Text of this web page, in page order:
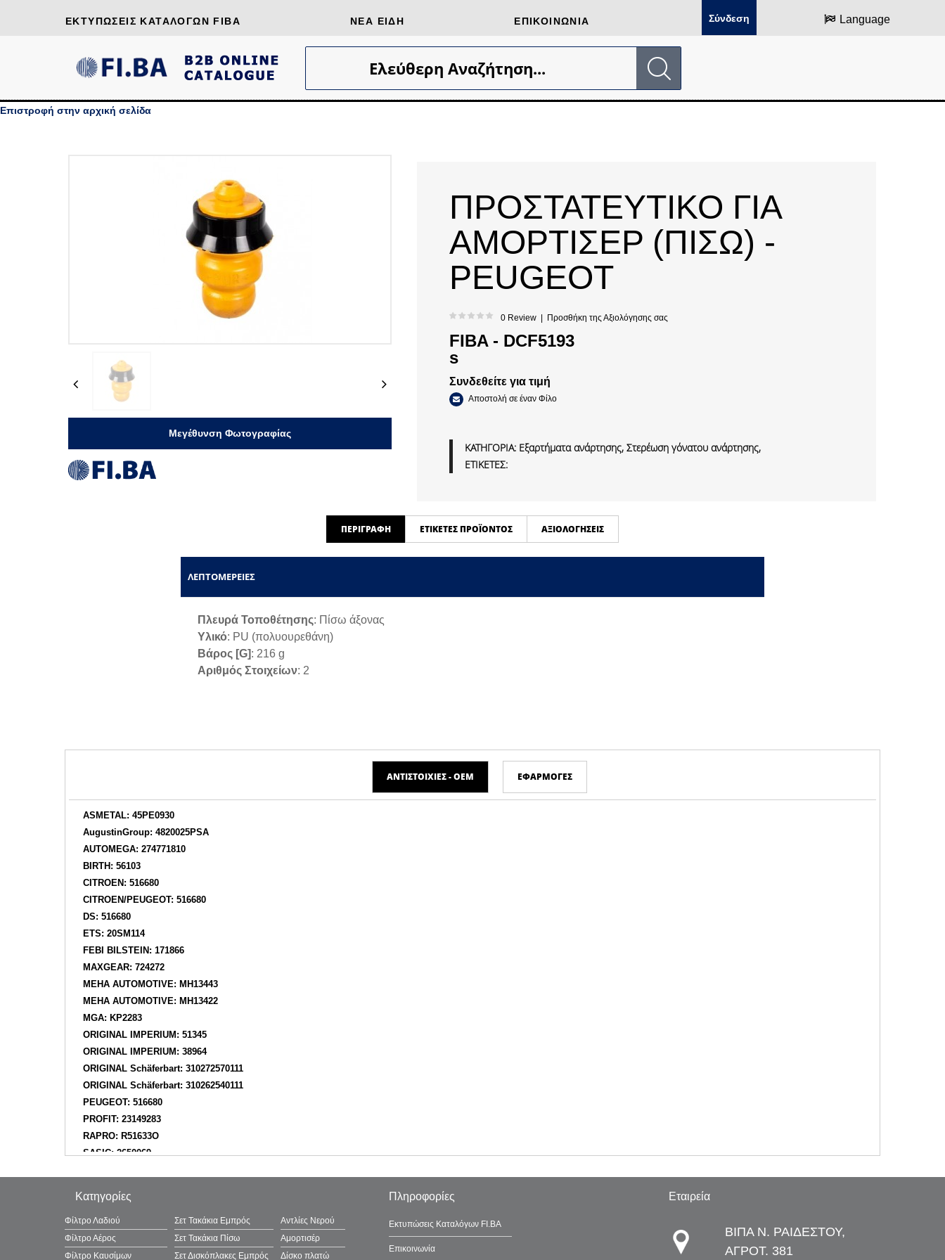
ΕΚΤΥΠΏΣΕΙΣ ΚΑΤΑΛΌΓΩΝ FIBA ΝΈΑ ΕΊΔΗ ΕΠΙΚΟΙΝΩΝΊΑ Σύνδεση Language
Ελεύθερη Αναζήτηση...
Επιστροφή στην αρχική σελίδα
Previous Next
Μεγέθυνση Φωτογραφίας
ΠΡΟΣΤΑΤΕΥΤΙΚΟ ΓΙΑ
ΑΜΟΡΤΙΣΕΡ (ΠΙΣΩ) -
PEUGEOT
0 Review Προσθήκη της Αξιολόγησης σας
FIBA - DCF5193
s
Συνδεθείτε για τιμή
Αποστολή σε έναν Φίλο
ΚΑΤΗΓΟΡΙΑ: Εξαρτήματα ανάρτησης, Στερέωση γόνατου ανάρτησης,
ΕΤΙΚΕΤΕΣ:
ΠΕΡΙΓΡΑΦΉ ΕΤΙΚΈΤΕΣ ΠΡΟΪΌΝΤΟΣ ΑΞΙΟΛΟΓΉΣΕΙΣ
ΛΕΠΤΟΜΈΡΕΙΕΣ
Πλευρά Τοποθέτησης: Πίσω άξονας
Υλικό: PU (πολυουρεθάνη)
Βάρος [g]: 216 g
Αριθμός Στοιχείων: 2
ΑΝΤΙΣΤΟΙΧΊΕΣ - ΟΕΜ ΕΦΑΡΜΟΓΈΣ
ASMETAL: 45PE0930
AugustinGroup: 4820025PSA
AUTOMEGA: 274771810
BIRTH: 56103
CITROEN: 516680
CITROEN/PEUGEOT: 516680
DS: 516680
ETS: 20SM114
FEBI BILSTEIN: 171866
MAXGEAR: 724272
MEHA AUTOMOTIVE: MH13443
MEHA AUTOMOTIVE: MH13422
MGA: KP2283
ORIGINAL IMPERIUM: 51345
ORIGINAL IMPERIUM: 38964
ORIGINAL Schäferbart: 310272570111
ORIGINAL Schäferbart: 310262540111
PEUGEOT: 516680
PROFIT: 23149283
RAPRO: R51633O
SASIC: 2650069
VEMA: VE56103
VEMA: 380496
WILMINK GROUP: WG2245299
YTT: Y5610
Κατηγορίες
Φίλτρο Λαδιού Σετ Τακάκια Εμπρός
Αντλίες Νερού
Φίλτρο Αέρος
Σετ Τακάκια Πίσω
Αμορτισέρ
Φίλτρο Καυσίμων
Σετ Δισκόπλακες Εμπρός Δίσκο πλατώ
Πληροφορίες
Εκτυπώσεις Καταλόγων FI.BA
Επικοινωνία
Εταιρεία
ΒΙΠΑ Ν. ΡΑΙΔΕΣΤΟΥ,
ΑΓΡΟΤ. 381